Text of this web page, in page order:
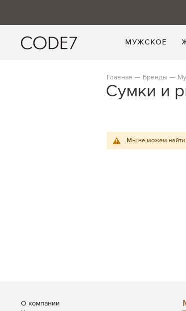
МУЖСКОЕ
Главная Бренды
Сумки и
Мы не можем найти
О компании